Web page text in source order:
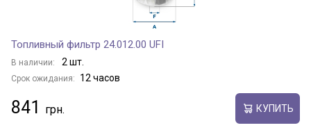
Топливный фильтр 24.012.00 UFI
В наличии: 2 шт.
Срок ожидания: 12 часов
841 КУПИТЬ